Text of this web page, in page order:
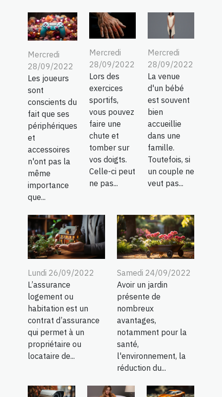
Mercredi
28/09/2022
Les joueurs
sont
conscients du
fait que ses
périphériques
et
accessoires
n'ont pas la
même
importance
que...
Mercredi
28/09/2022
Lors des
exercices
sportifs,
vous pouvez
faire une
chute et
tomber sur
vos doigts.
Celle-ci peut
ne pas...
Mercredi
28/09/2022
La venue
d'un bébé
est souvent
bien
accueillie
dans une
famille.
Toutefois, si
un couple ne
veut pas...
Lundi 26/09/2022
L’assurance
logement ou
habitation est un
contrat d’assurance
qui permet à un
propriétaire ou
locataire de...
Samedi 24/09/2022
Avoir un jardin
présente de
nombreux
avantages,
notamment pour la
santé,
l'environnement, la
réduction du...